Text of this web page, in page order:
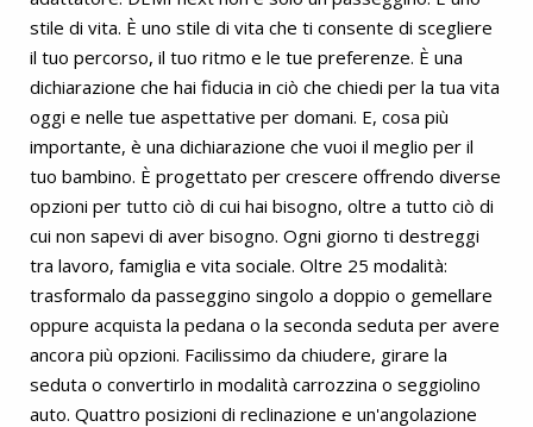
stile di vita. È uno stile di vita che ti consente di scegliere
il tuo percorso, il tuo ritmo e le tue preferenze. È una
dichiarazione che hai fiducia in ciò che chiedi per la tua vita
oggi e nelle tue aspettative per domani. E, cosa più
importante, è una dichiarazione che vuoi il meglio per il
tuo bambino. È progettato per crescere offrendo diverse
opzioni per tutto ciò di cui hai bisogno, oltre a tutto ciò di
cui non sapevi di aver bisogno. Ogni giorno ti destreggi
tra lavoro, famiglia e vita sociale. Oltre 25 modalità:
trasformalo da passeggino singolo a doppio o gemellare
oppure acquista la pedana o la seconda seduta per avere
ancora più opzioni. Facilissimo da chiudere, girare la
seduta o convertirlo in modalità carrozzina o seggiolino
auto. Quattro posizioni di reclinazione e un'angolazione